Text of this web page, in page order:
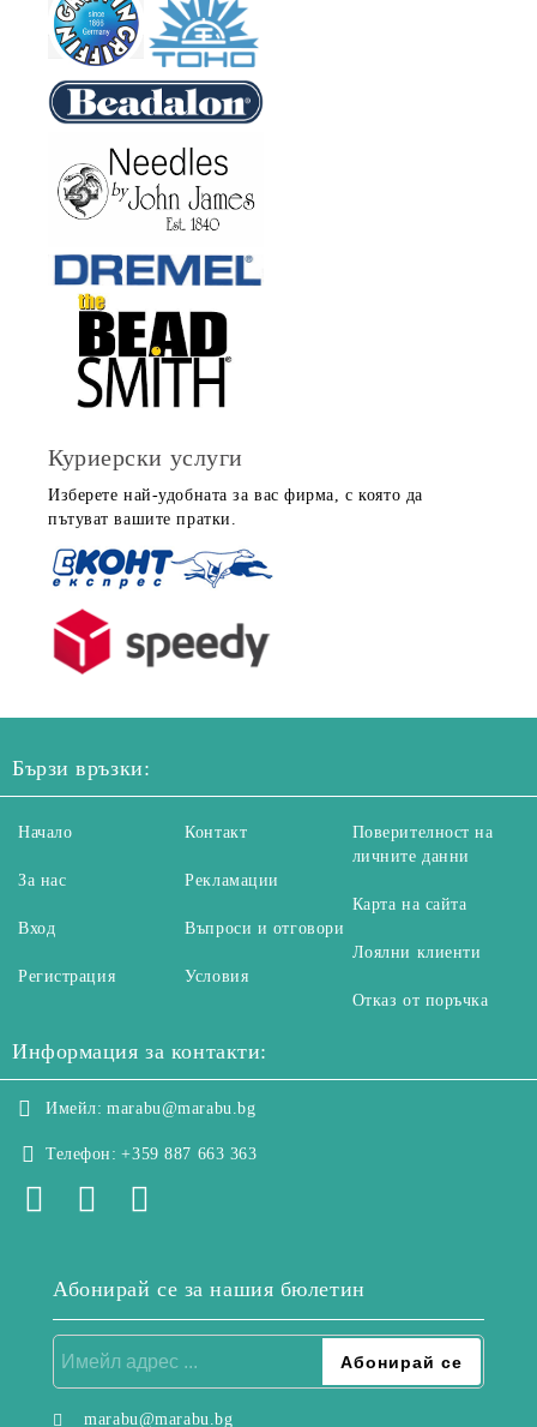
Куриерски услуги
Изберете най-удобната за вас фирма, с която да
пътуват вашите пратки.
Бързи връзки:
Начало
За нас
Вход
Регистрация
Контакт
Рекламации
Въпроси и отговори
Условия
Поверителност на
личните данни
Карта на сайта
Лоялни клиенти
Отказ от поръчка
Информация за контакти:
Имейл: marabu@marabu.bg
Телефон: +359 887 663 363
Абонирай се за нашия бюлетин
marabu@marabu.bg